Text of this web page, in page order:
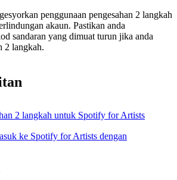
penggunaan pengesahan 2 langkah
akaun. Pastikan anda
sandaran yang dimuat turun jika anda
2 langkah.
2 langkah untuk Spotify for Artists
ke Spotify for Artists dengan